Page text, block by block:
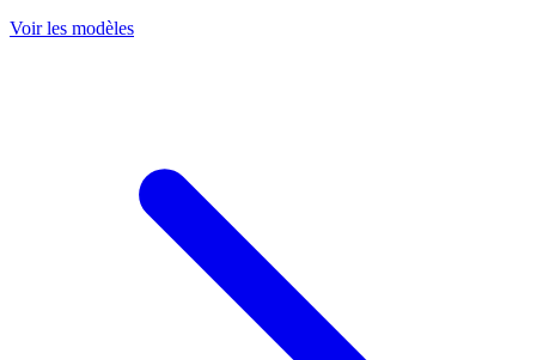
Voir les modèles